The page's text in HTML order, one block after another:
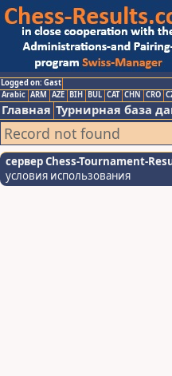
Logged on: Gast
Arabic ARM AZE BIH BUL CAT CHN CRO
Главная Турнирная база
Record not found
сервер Chess-Tournament-
условия использования